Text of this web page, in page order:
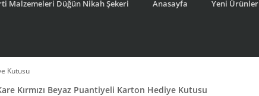
Malzemeleri Düğün Nikah Şekeri Anasayfa Yeni Ürünler
Kutusu
Kırmızı Beyaz Puantiyeli Karton Hediye Kutusu